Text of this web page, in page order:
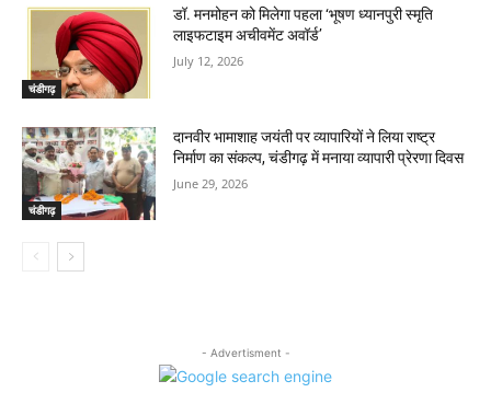
चंडीगढ़
डॉ. मनमोहन को मिलेगा पहला ‘भूषण ध्यानपुरी स्मृति
लाइफटाइम अचीवमेंट अवॉर्ड’
July 12, 2026
चंडीगढ़
दानवीर भामाशाह जयंती पर व्यापारियों ने लिया राष्ट्र
निर्माण का संकल्प, चंडीगढ़ में मनाया व्यापारी प्रेरणा दिवस
June 29, 2026
- Advertisment -